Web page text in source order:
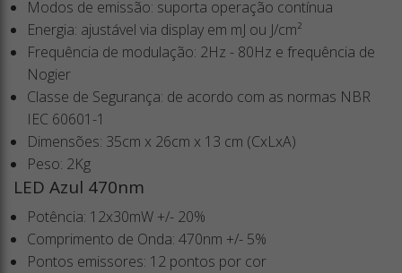
Modos de emissão: suporta operação contínua
Energia: ajustável via display em mJ ou J/cm²
Frequência de modulação: 2Hz - 80Hz e frequência de
Nogier
Classe de Segurança: de acordo com as normas NBR
IEC 60601-1
Dimensões: 35cm x 26cm x 13 cm (CxLxA)
Peso: 2Kg
LED Azul 470nm
Potência: 12x30mW +/- 20%
Comprimento de Onda: 470nm +/- 5%
Pontos emissores: 12 pontos por cor